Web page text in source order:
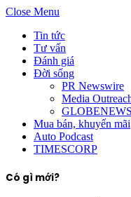
Close Menu
Tin tức
Tư vấn
Đánh giá
Đời sống
PR Newswire
Media
Mua bán, khuyến mãi
Auto Podcast
TIMESCORP
Có gì mới?